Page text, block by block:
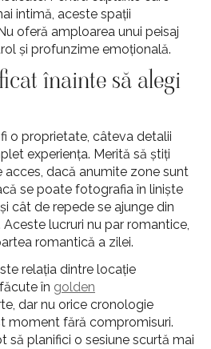
intimă, aceste spații
oferă amploarea unui peisaj
și profunzime emoțională.
înainte să alegi
o proprietate, câteva detalii
experiența. Merită să știți
acces, dacă anumite zone sunt
se poate fotografia în liniște
cât de repede se ajunge din
lucruri nu par romantice,
romantică a zilei.
relația dintre locație
în golden
dar nu orice cronologie
moment fără compromisuri.
să planifici o sesiune scurtă mai